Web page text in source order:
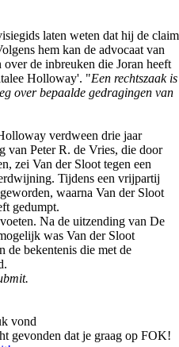
laten weten dat hij de claim
hem kan de advocaat van
de inbreuken die Joran heeft
Holloway'. "Een rechtszaak is
over bepaalde gedragingen van
verdween drie jaar
van Peter R. de Vries, die door
zei Van der Sloot tegen een
Tijdens een vrijpartij
waarna Van der Sloot
gedumpt.
Na de uitzending van De
was Van der Sloot
de bekentenis die met de
vond
gevonden dat je graag op FOK!